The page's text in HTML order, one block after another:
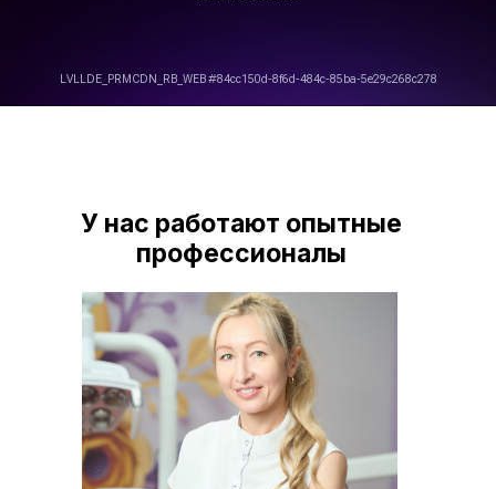
У нас работают опытные
профессионалы
Политика конфиденциальности
Политика использования файлов cookie
Наши соцсети
Лечение зубов
Имплантация зубов
Протезирование зубов
Профессиональная гигиена
Установка брекетов
Стоматологическая хирургия
Пародонтология